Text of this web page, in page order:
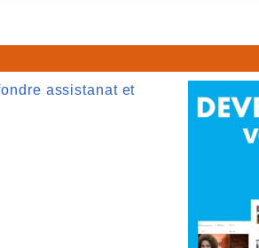
assistanat et